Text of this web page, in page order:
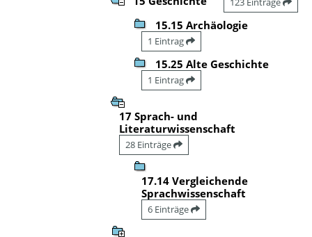
15.15 Archäologie
1 Eintrag
15.25 Alte Geschichte
1 Eintrag
17 Sprach- und
Literaturwissenschaft
28 Einträge
17.14 Vergleichende
Sprachwissenschaft
6 Einträge